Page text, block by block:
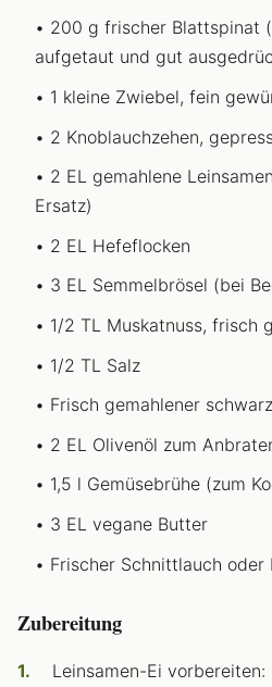
200 g frischer Blattspinat
aufgetaut und gut
1 kleine Zwiebel, fein
2 Knoblauchzehen,
2 EL gemahlene
Ersatz)
2 EL Hefeflocken
3 EL Semmelbrösel (bei
1/2 TL Muskatnuss, frisch
1/2 TL Salz
Frisch gemahlener
2 EL Olivenöl zum
1,5 l Gemüsebrühe (zum
3 EL vegane Butter
Frischer Schnittlauch oder
Zubereitung
Leinsamen-Ei vorbereiten: